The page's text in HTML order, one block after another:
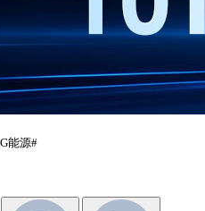
能源#